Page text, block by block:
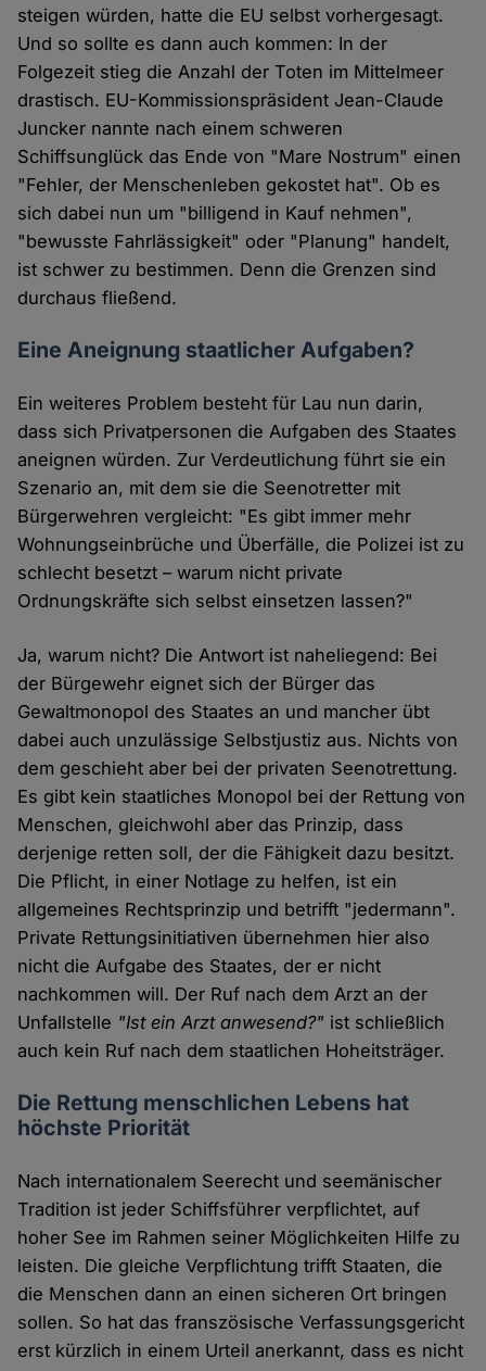
steigen würden, hatte die EU selbst vorhergesagt.
Und so sollte es dann auch kommen: In der
Folgezeit stieg die Anzahl der Toten im Mittelmeer
drastisch. EU-Kommissionspräsident Jean-Claude
Juncker nannte nach einem schweren
Schiffsunglück das Ende von "Mare Nostrum" einen
"Fehler, der Menschenleben gekostet hat". Ob es
sich dabei nun um "billigend in Kauf nehmen",
"bewusste Fahrlässigkeit" oder "Planung" handelt,
ist schwer zu bestimmen. Denn die Grenzen sind
durchaus fließend.
Eine Aneignung staatlicher Aufgaben?
Ein weiteres Problem besteht für Lau nun darin,
dass sich Privatpersonen die Aufgaben des Staates
aneignen würden. Zur Verdeutlichung führt sie ein
Szenario an, mit dem sie die Seenotretter mit
Bürgerwehren vergleicht: "Es gibt immer mehr
Wohnungseinbrüche und Überfälle, die Polizei ist zu
schlecht besetzt – warum nicht private
Ordnungskräfte sich selbst einsetzen lassen?"
Ja, warum nicht? Die Antwort ist naheliegend: Bei
der Bürgewehr eignet sich der Bürger das
Gewaltmonopol des Staates an und mancher übt
dabei auch unzulässige Selbstjustiz aus. Nichts von
dem geschieht aber bei der privaten Seenotrettung.
Es gibt kein staatliches Monopol bei der Rettung von
Menschen, gleichwohl aber das Prinzip, dass
derjenige retten soll, der die Fähigkeit dazu besitzt.
Die Pflicht, in einer Notlage zu helfen, ist ein
allgemeines Rechtsprinzip und betrifft "jedermann".
Private Rettungsinitiativen übernehmen hier also
nicht die Aufgabe des Staates, der er nicht
nachkommen will. Der Ruf nach dem Arzt an der
Unfallstelle "Ist ein Arzt anwesend?" ist schließlich
auch kein Ruf nach dem staatlichen Hoheitsträger.
Die Rettung menschlichen Lebens hat
höchste Priorität
Nach internationalem Seerecht und seemänischer
Tradition ist jeder Schiffsführer verpflichtet, auf
hoher See im Rahmen seiner Möglichkeiten Hilfe zu
leisten. Die gleiche Verpflichtung trifft Staaten, die
die Menschen dann an einen sicheren Ort bringen
sollen. So hat das franszösische Verfassungsgericht
erst kürzlich in einem Urteil anerkannt, dass es nicht